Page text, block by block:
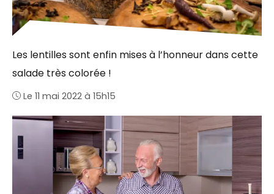
Les lentilles sont enfin mises à l’honneur dans cette
salade très colorée !
Le 11 mai 2022 à 15h15